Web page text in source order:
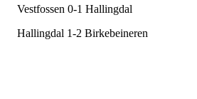
Vestfossen 0-1 Hallingdal
Hallingdal 1-2 Birkebeineren